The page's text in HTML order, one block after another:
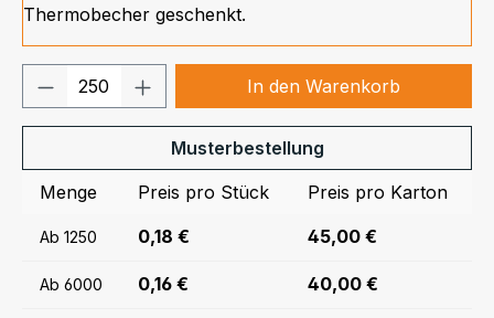
Thermobecher geschenkt.
Produkt Anzahl: Gib denIn den Warenkorb
Musterbestellung
Menge
Preis pro Stück Preis pro Karton
Ab 1250 0,18 € 45,00 €
Ab 6000 0,16 € 40,00 €